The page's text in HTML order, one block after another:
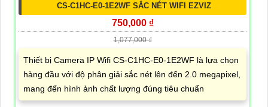
CS-C1HC-E0-1E2WF SẮC NÉT WIFI EZVIZ
750,000 ₫
1,077,000 ₫
Thiết bị Camera IP Wifi CS-C1HC-E0-1E2WF là lựa chọn
hàng đầu với độ phân giải sắc nét lên đến 2.0 megapixel,
mang đến hình ảnh chất lượng đúng tiêu chuẩn